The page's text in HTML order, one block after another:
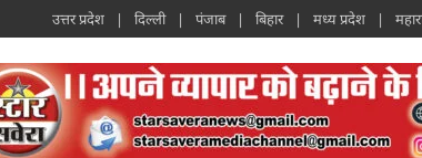
उत्तर प्रदेश दिल्ली पंजाब बिहार मध्य प्रदेश